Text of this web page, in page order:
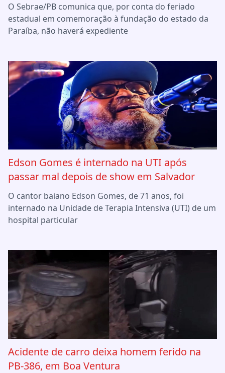
O Sebrae/PB comunica que, por conta do feriado
estadual em comemoração à fundação do estado da
Paraíba, não haverá expediente
Edson Gomes é internado na UTI após
passar mal depois de show em Salvador
O cantor baiano Edson Gomes, de 71 anos, foi
internado na Unidade de Terapia Intensiva (UTI) de um
hospital particular
Acidente de carro deixa homem ferido na
PB-386, em Boa Ventura